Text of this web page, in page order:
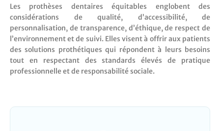
Les prothèses dentaires équitables englobent des
considérations de qualité, d’accessibilité, de
personnalisation, de transparence, d’éthique, de respect de
l’environnement et de suivi. Elles visent à offrir aux patients
des solutions prothétiques qui répondent à leurs besoins
tout en respectant des standards élevés de pratique
professionnelle et de responsabilité sociale.